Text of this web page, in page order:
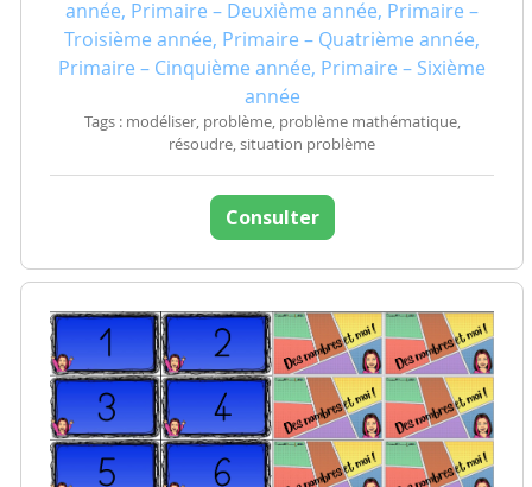
année, Primaire – Deuxième année, Primaire –
Troisième année, Primaire – Quatrième année,
Primaire – Cinquième année, Primaire – Sixième
année
Tags : modéliser, problème, problème mathématique,
résoudre, situation problème
Consulter